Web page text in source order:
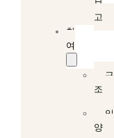
보
고
참
여
구
조
입
양